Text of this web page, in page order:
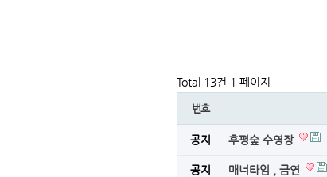
Total 13건 1 페이지
번호
공지 후평숲 수영장
공지 매너타임 , 금연